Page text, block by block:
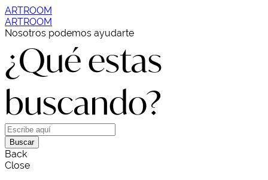
ARTROOM
ARTROOM
Nosotros podemos ayudarte
¿Qué estas
buscando?
Buscar
Back
Close